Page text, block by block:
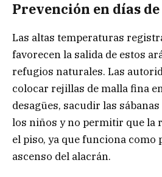
Prevención en días
Las altas temperaturas
favorecen la salida de estos
refugios naturales. Las
colocar rejillas de malla fina
desagües, sacudir las
los niños y no permitir que la
el piso, ya que funciona como
ascenso del alacrán.